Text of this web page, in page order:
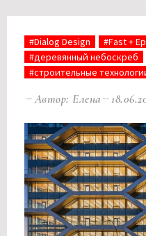
#Dialog Design #Fast +
#деревянный небоскреб
#строительные
Автор: Елена